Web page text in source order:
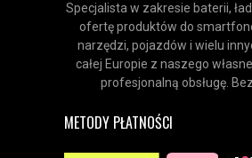
Specjalista w zakresie baterii,
ofertę produktów do
narzędzi, pojazdów i wielu
całej Europie z naszego
profesjonalną obsługę.
METODY PŁATNOŚCI